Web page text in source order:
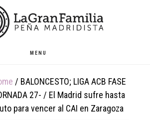
MENU
/ BALONCESTO; LIGA ACB FASE
27- / El Madrid sufre hasta
para vencer al CAI en Zaragoza